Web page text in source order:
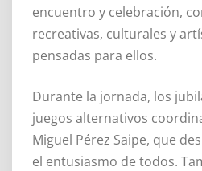
encuentro y celebración,
recreativas, culturales y
pensadas para ellos.
Durante la jornada, los
juegos alternativos
Miguel Pérez Saipe, que
el entusiasmo de todos.